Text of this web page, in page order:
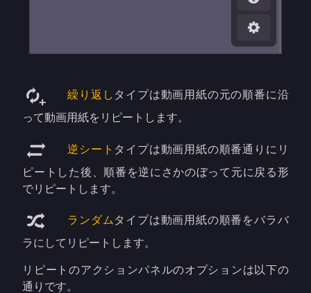
繰り返し タイプは動画用紙の元の順番に沿
って動画用紙をリピートします。
逆シート タイプは動画用紙の順番通りにリ
ピートした後、順番を逆にさかのぼって元に戻る形
でリピートします。
ランダムタイプは動画用紙の順番をバラバ
ラにしてリピートします。
リピートのアクションパネルのオプションは以下の
通りです。